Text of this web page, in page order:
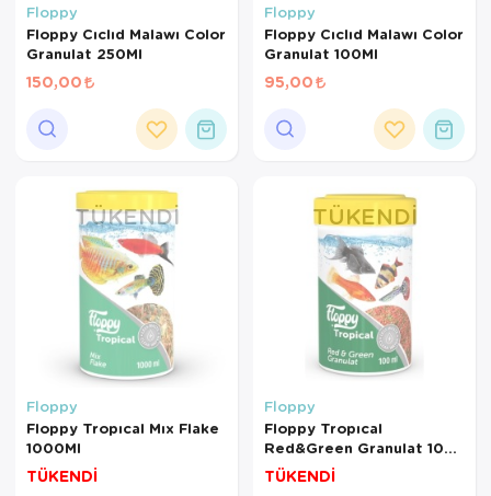
Floppy
Floppy Cıclıd Malawı Color
Granulat 250Ml
150,00
Floppy
Floppy Cıclıd Malawı Color
Granulat 100Ml
95,00
TÜKENDI
Floppy
Floppy Tropıcal Mıx Flake
1000Ml
TÜKENDİ
TÜKENDI
Floppy
Floppy Tropıcal
Red&Green Granulat 100
Ml
TÜKENDİ